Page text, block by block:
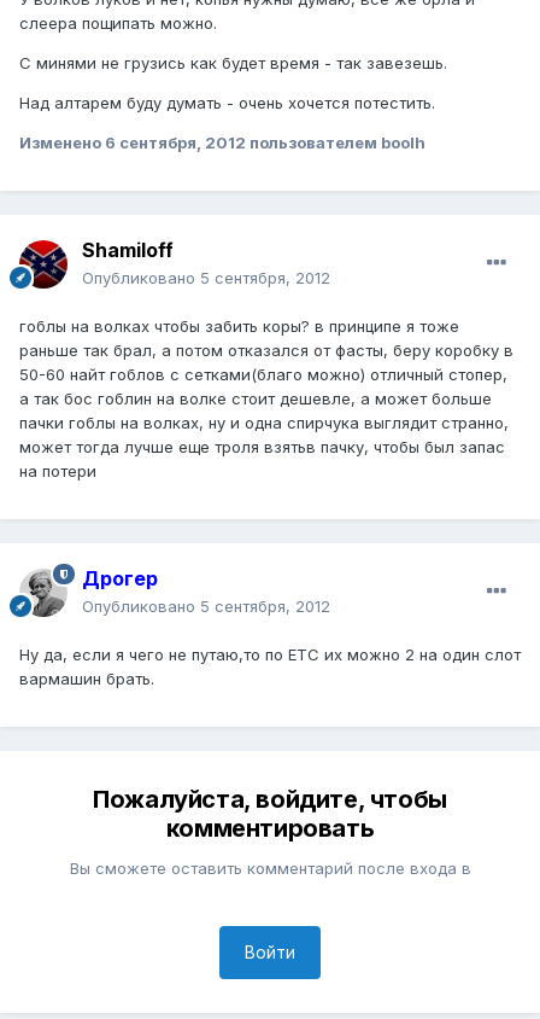
слеера пощипать можно.
С минями не грузись как будет время - так завезешь.
Над алтарем буду думать - очень хочется потестить.
Изменено 6 сентября, 2012 пользователем boolh
Shamiloff
Опубликовано 5 сентября, 2012
гоблы на волках чтобы забить коры? в принципе я тоже
раньше так брал, а потом отказался от фасты, беру коробку в
50-60 найт гоблов с сетками(благо можно) отличный стопер,
а так бос гоблин на волке стоит дешевле, а может больше
пачки гоблы на волках, ну и одна спирчука выглядит странно,
может тогда лучше еще троля взятьв пачку, чтобы был запас
на потери
Дрогер
Опубликовано 5 сентября, 2012
Ну да, если я чего не путаю,то по ЕТС их можно 2 на один слот
вармашин брать.
Пожалуйста, войдите, чтобы
комментировать
Вы сможете оставить комментарий после входа в
Войти